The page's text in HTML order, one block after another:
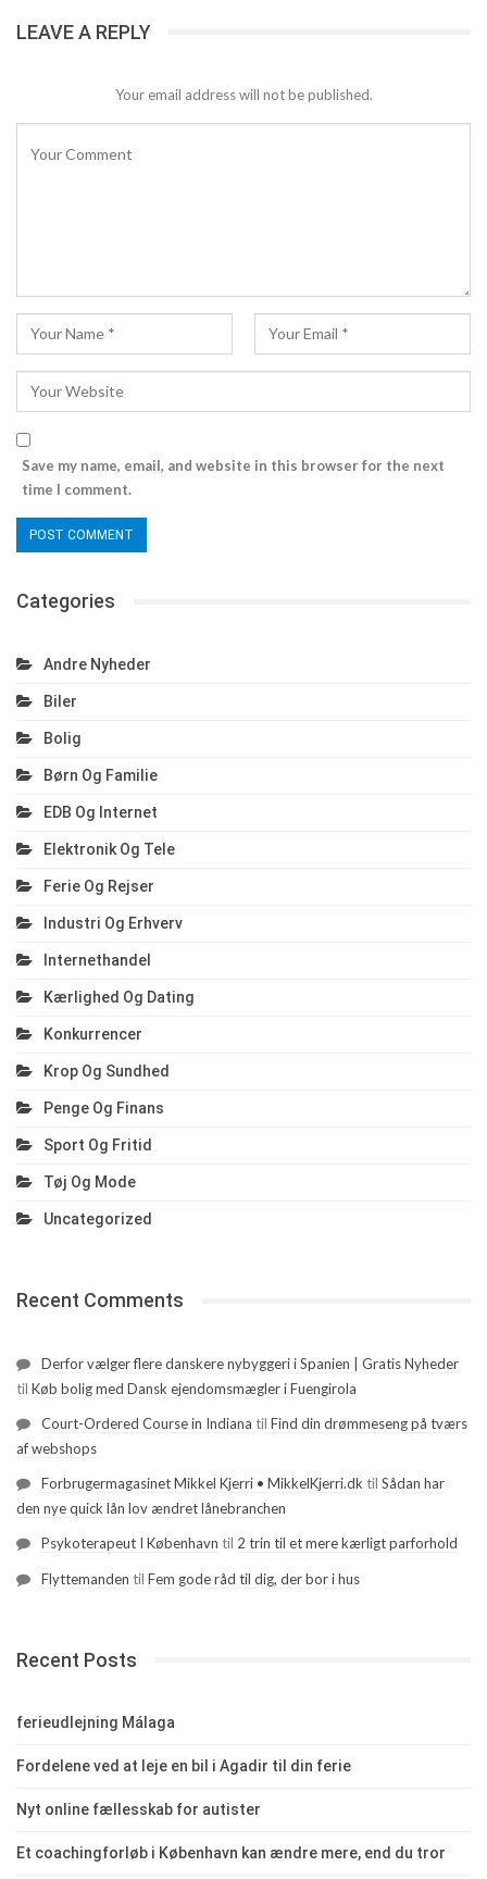
LEAVE A REPLY
Your email address will not be published.
Save my name, email, and website in this browser for the next
time I comment.
Categories
Andre Nyheder
Biler
Bolig
Børn Og Familie
EDB Og Internet
Elektronik Og Tele
Ferie Og Rejser
Industri Og Erhverv
Internethandel
Kærlighed Og Dating
Konkurrencer
Krop Og Sundhed
Penge Og Finans
Sport Og Fritid
Tøj Og Mode
Uncategorized
Recent Comments
Derfor vælger flere danskere nybyggeri i Spanien | Gratis Nyheder
til Køb bolig med Dansk ejendomsmægler i Fuengirola
Court-Ordered Course in Indiana til Find din drømmeseng på tværs
af webshops
Forbrugermagasinet Mikkel Kjerri • MikkelKjerri.dk til Sådan har
den nye quick lån lov ændret lånebranchen
Psykoterapeut I København til 2 trin til et mere kærligt parforhold
Flyttemanden til Fem gode råd til dig, der bor i hus
Recent Posts
ferieudlejning Málaga
Fordelene ved at leje en bil i Agadir til din ferie
Nyt online fællesskab for autister
Et coachingforløb i København kan ændre mere, end du tror